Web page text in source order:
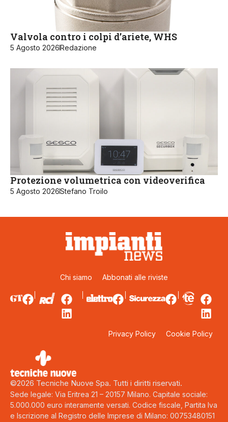
Valvola contro i colpi d’ariete, WHS
5 Agosto 2026Redazione
Protezione volumetrica con videoverifica
5 Agosto 2026Stefano Troilo
Chi siamo Abbonati alle riviste
Privacy Policy Cookie Policy
©2026 Tecniche Nuove Spa. Tutti i diritti riservati.
Sede legale: Via Eritrea 21 – 20157 Milano. Capitale sociale:
5.000.000 euro interamente versati. Codice fiscale, Partita Iva
e Iscrizione al Registro delle Imprese di Milano: 00753480151